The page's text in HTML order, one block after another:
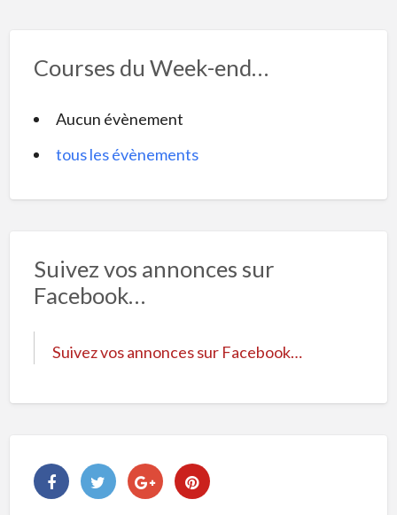
Courses du Week-end…
Aucun évènement
tous les évènements
Suivez vos annonces sur
Facebook…
Suivez vos annonces sur Facebook…